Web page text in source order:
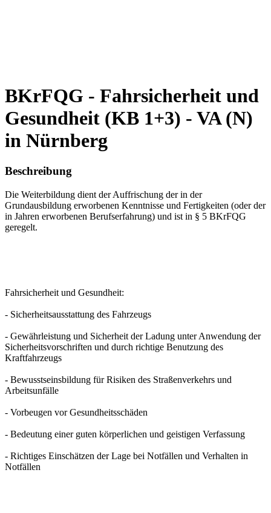
BKrFQG - Fahrsicherheit und
Gesundheit (KB 1+3) - VA (N)
in Nürnberg
Beschreibung
Die Weiterbildung dient der Auffrischung der in der
Grundausbildung erworbenen Kenntnisse und Fertigkeiten (oder der
in Jahren erworbenen Berufserfahrung) und ist in § 5 BKrFQG
geregelt.
Fahrsicherheit und Gesundheit:
- Sicherheitsausstattung des Fahrzeugs
- Gewährleistung und Sicherheit der Ladung unter Anwendung der
Sicherheitsvorschriften und durch richtige Benutzung des
Kraftfahrzeugs
- Bewusstseinsbildung für Risiken des Straßenverkehrs und
Arbeitsunfälle
- Vorbeugen vor Gesundheitsschäden
- Bedeutung einer guten körperlichen und geistigen Verfassung
- Richtiges Einschätzen der Lage bei Notfällen und Verhalten in
Notfällen